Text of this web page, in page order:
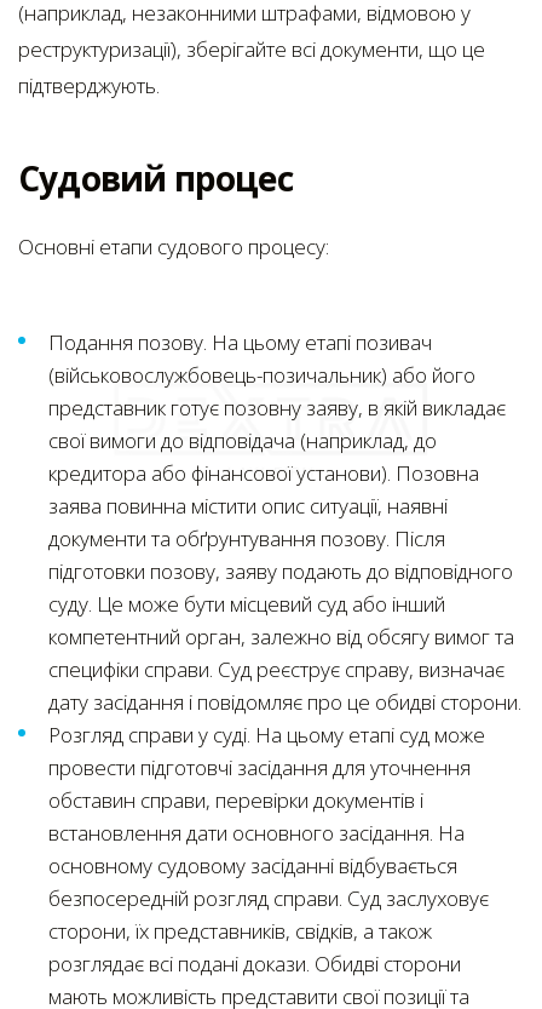
(наприклад, незаконними штрафами, відмовою у
реструктуризації), зберігайте всі документи, що це
підтверджують.
Судовий процес
Основні етапи судового процесу:
Подання позову. На цьому етапі позивач
(військовослужбовець-позичальник) або його
представник готує позовну заяву, в якій викладає
свої вимоги до відповідача (наприклад, до
кредитора або фінансової установи). Позовна
заява повинна містити опис ситуації, наявні
документи та обґрунтування позову. Після
підготовки позову, заяву подають до відповідного
суду. Це може бути місцевий суд або інший
компетентний орган, залежно від обсягу вимог та
специфіки справи. Суд реєструє справу, визначає
дату засідання і повідомляє про це обидві сторони.
Розгляд справи у суді. На цьому етапі суд може
провести підготовчі засідання для уточнення
обставин справи, перевірки документів і
встановлення дати основного засідання. На
основному судовому засіданні відбувається
безпосередній розгляд справи. Суд заслуховує
сторони, їх представників, свідків, а також
розглядає всі подані докази. Обидві сторони
мають можливість представити свої позиції та